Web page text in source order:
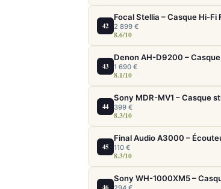
42
Focal Stellia – Casque Hi-
2 899 €
8.6/10
43
Denon AH-D9200 –
1 690 €
8.1/10
44
Sony MDR-MV1 – Casque
399 €
8.3/10
45
Final Audio A3000 –
110 €
8.3/10
46